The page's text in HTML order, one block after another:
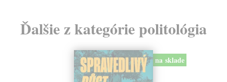
Ďalšie z kategórie politológia
na sklade